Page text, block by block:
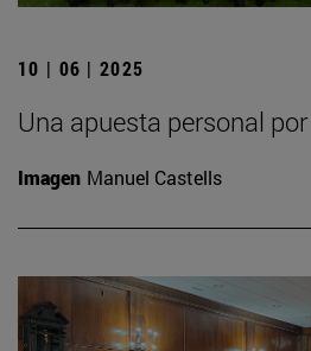
10 | 06 | 2025
Una apuesta personal
Imagen Manuel Castells